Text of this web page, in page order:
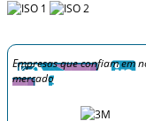
Empresas que confiam em
mercado